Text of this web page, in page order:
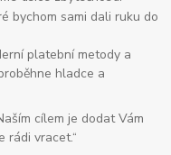
bychom sami dali ruku do
platební metody a
hladce a
cílem je dodat Vám
rádi vracet.“